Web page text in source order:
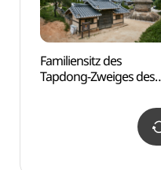
Familiensitz des
Tapdong-Zweiges des
고성이씨탑동파종택)